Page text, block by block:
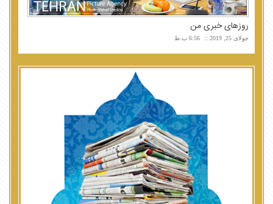
روزهای خبری من
جولای 25, 2019 6:56 ب.ظ